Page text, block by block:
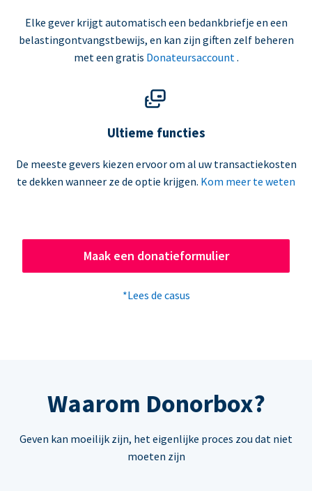
Elke gever krijgt automatisch een bedankbriefje en een
belastingontvangstbewijs, en kan zijn giften zelf beheren
met een gratis Donateursaccount .
Ultieme functies
De meeste gevers kiezen ervoor om al uw transactiekosten
te dekken wanneer ze de optie krijgen. Kom meer te weten
Maak een donatieformulier
*Lees de casus
Waarom Donorbox?
Geven kan moeilijk zijn, het eigenlijke proces zou dat niet
moeten zijn